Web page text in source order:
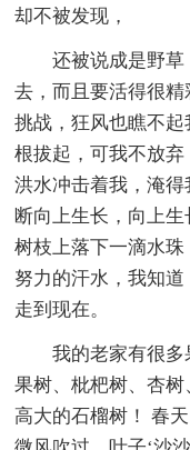
却不被发现，
还被说成是野
去，而且要活得很
挑战，狂风也瞧不
根拔起，可我不放弃
洪水冲击着我，淹
断向上生长，向上
树枝上落下一滴水
努力的汗水，我知
走到现在。
我的老家有很
果树、枇杷树、杏
高大的石榴树！ 春